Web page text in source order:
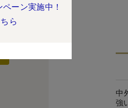
ーン実施中！
ら
中
強